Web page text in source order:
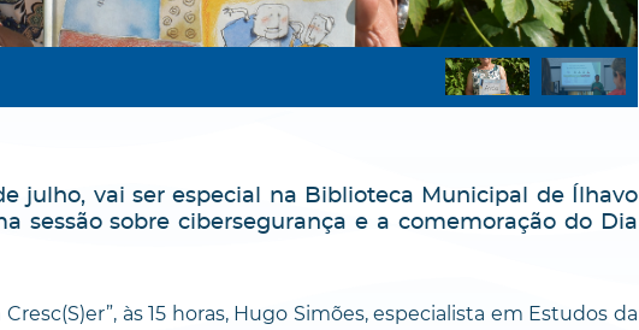
julho, vai ser especial na Biblioteca Municipal de Ílhavo
sessão sobre cibersegurança e a comemoração do Dia
às 15 horas, Hugo Simões, especialista em Estudos da